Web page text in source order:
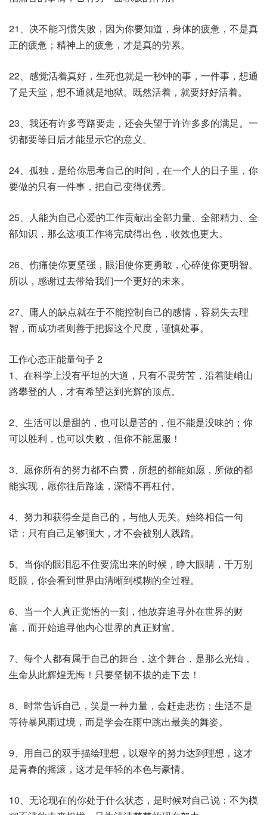
21、决不能习惯失败，因为你要知道，身体的疲惫，不是真
正的疲惫；精神上的疲惫，才是真的劳累。
22、感觉活着真好，生死也就是一秒钟的事，一件事，想通
了是天堂，想不通就是地狱。既然活着，就要好好活着。
23、我还有许多弯路要走，还会失望于许许多多的满足。一
切都要等日后才能显示它的意义。
24、孤独，是给你思考自己的时间，在一个人的日子里，你
要做的只有一件事，把自己变得优秀。
25、人能为自己心爱的工作贡献出全部力量、全部精力、全
部知识，那么这项工作将完成得出色，收效也更大。
26、伤痛使你更坚强，眼泪使你更勇敢，心碎使你更明智。
所以，感谢过去带给我们一个更好的未来。
27、庸人的缺点就在于不能控制自己的感情，容易失去理
智，而成功者则善于把握这个尺度，谨慎处事。
工作心态正能量句子 2
1、在科学上没有平坦的大道，只有不畏劳苦，沿着陡峭山
路攀登的人，才有希望达到光辉的顶点。
2、生活可以是甜的，也可以是苦的，但不能是没味的；你
可以胜利，也可以失败，但你不能屈服！
3、愿你所有的努力都不白费，所想的都能如愿，所做的都
能实现，愿你往后路途，深情不再枉付。
4、努力和获得全是自己的，与他人无关。始终相信一句
话：只有自己足够强大，才不会被别人践踏。
5、当你的眼泪忍不住要流出来的时候，睁大眼睛，千万别
眨眼，你会看到世界由清晰到模糊的全过程。
6、当一个人真正觉悟的一刻，他放弃追寻外在世界的财
富，而开始追寻他内心世界的真正财富。
7、每个人都有属于自己的舞台，这个舞台，是那么光灿，
生命从此辉煌无悔！只要坚韧不拔的走下去！
8、时常告诉自己，笑是一种力量，会赶走悲伤；生活不是
等待暴风雨过境，而是学会在雨中跳出最美的舞姿。
9、用自己的双手描绘理想，以艰辛的努力达到理想，这才
是青春的摇滚，这才是年轻的本色与豪情。
10、无论现在的你处于什么状态，是时候对自己说：不为模